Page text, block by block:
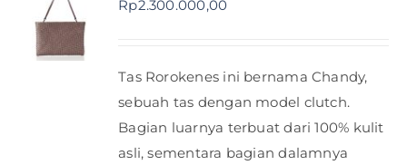
Shop
Rp2.300.000,00
Tas Rorokenes ini bernama Chandy,
sebuah tas dengan model clutch.
Bagian luarnya terbuat dari 100% kulit
asli, sementara bagian dalamnya